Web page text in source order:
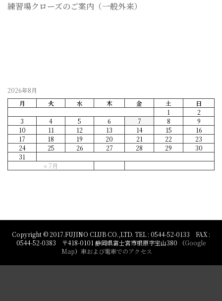
練習場クローズのご案内（一般外来）
2026年8月
月
火 水 木 金 土 日
« 7月
1
2
3
4 5 6 7 8
9
10
11 12 13 14 15
16
17
18 19 20 21 22
23
24
25 26 27 28 29
30
31
Copyright © 2017.FUJINO CLUB CO.,LTD. TEL : 0544-52-0133 FAX :
0544-52-0383 〒418-0101 静岡県富士宮市根原字宝山380 （Google
Map） 車および電車でのアクセス